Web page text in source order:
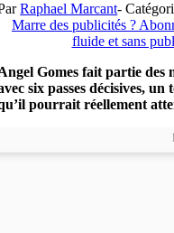
Raphael Marcant-
Marre des publicités ?
fluide et sans
Gomes fait partie des
six passes décisives,
pourrait réellement